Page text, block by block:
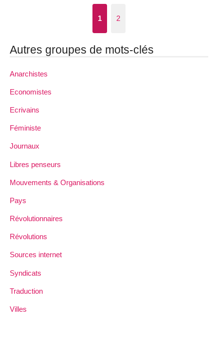
1 2
Autres groupes de mots-clés
Anarchistes
Economistes
Ecrivains
Féministe
Journaux
Libres penseurs
Mouvements & Organisations
Pays
Révolutionnaires
Révolutions
Sources internet
Syndicats
Traduction
Villes